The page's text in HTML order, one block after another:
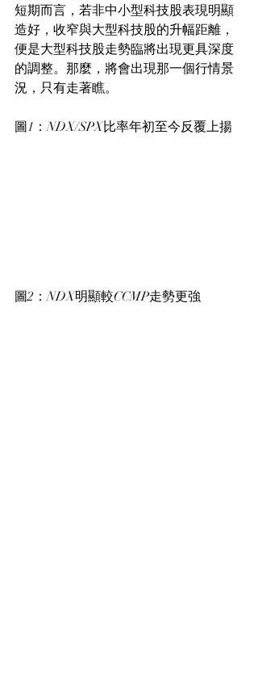
短期而言，若非中小型科技股表現明顯
造好，收窄與大型科技股的升幅距離，
便是大型科技股走勢臨將出現更具深度
的調整。那麼，將會出現那一個行情景
況，只有走著瞧。
圖1：NDX/SPX比率年初至今反覆上揚
圖2：NDX明顯較CCMP走勢更強